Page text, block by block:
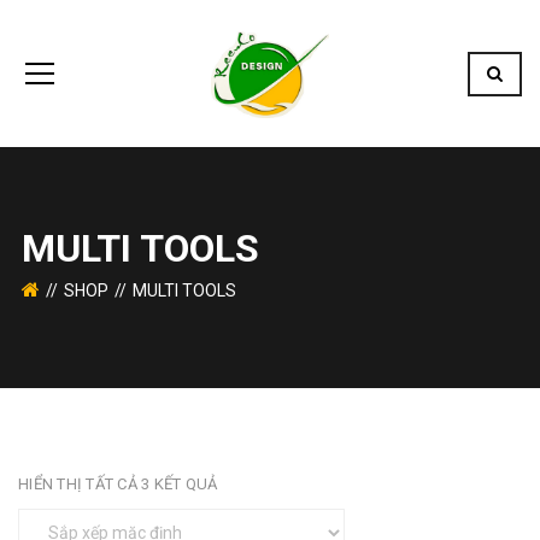
MULTI TOOLS
SHOP MULTI TOOLS
HIỂN THỊ TẤT CẢ 3 KẾT QUẢ